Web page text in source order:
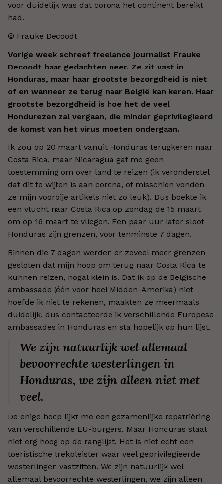
voor duidelijk was dat corona het continent bereikt
had.
© Frauke Decoodt
Vorige week schreef freelance journalist Frauke
Decoodt haar gedachten neer. Ze zit vast in
Honduras, maar haar grootste bezorgdheid is niet
of en wanneer ze terug naar België kan keren. Haar
grootste bezorgdheid is hoe het de veel
Hondurezen zal vergaan, die minder geprivilegieerd
de komst van het virus moeten ondergaan.
Ik zou op 20 maart vanuit Honduras terugkeren naar
Costa Rica, maar Nicaragua gaf me geen
toestemming om over land te reizen (ik veronderstel
dat dit te wijten is aan corona, of misschien vonden
ze mijn voorbije artikels niet zo leuk). Dus boekte ik
een vlucht naar Costa Rica op zondag de 15 maart
om op 16 maart te vliegen. Een paar uur later sloot
Honduras zijn grenzen, voor tenminste 7 dagen.
Binnen die 7 dagen werden er zoveel meer grenzen
gesloten dat mijn hoop om terug naar Costa Rica te
kunnen reizen, nogal klein is. Dat ik op de Belgische
ambassade (één voor heel Midden-Amerika) niet
hoefde ik niet te rekenen, maakten ze meermaals
duidelijk, dus contacteerde ik verschillende Europese
ambassades in Honduras en sta hopelijk op hun lijst.
We zijn natuurlijk wel allemaal
bevoorrechte westerlingen in
Honduras, we zijn alleen niet met
veel.
De enige hoop lijkt me een gezamenlijke repatriëring
van verschillende EU-burgers. Maar Honduras staat
niet erg hoog op de ranglijst. Het is niet echt een
toeristische trekpleister waar veel geprivilegieerde
westerlingen vastzitten. We zijn natuurlijk wel
allemaal bevoorrechte westerlingen, we zijn alleen